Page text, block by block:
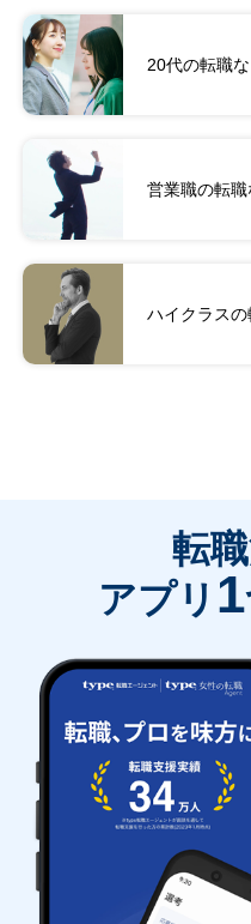
20代の転職な
営業職の転職
ハイクラスの
転
アプリ 1